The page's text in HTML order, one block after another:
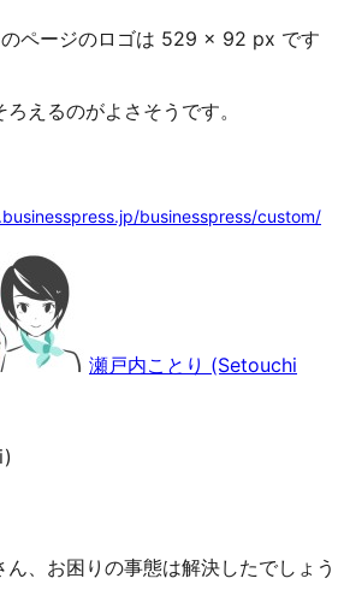
のページのロゴは 529 × 92 px です
えるのがよさそうです。
businesspress/custom/
瀬戸内ことり (Setouchi
ん、お困りの事態は解決したでしょう